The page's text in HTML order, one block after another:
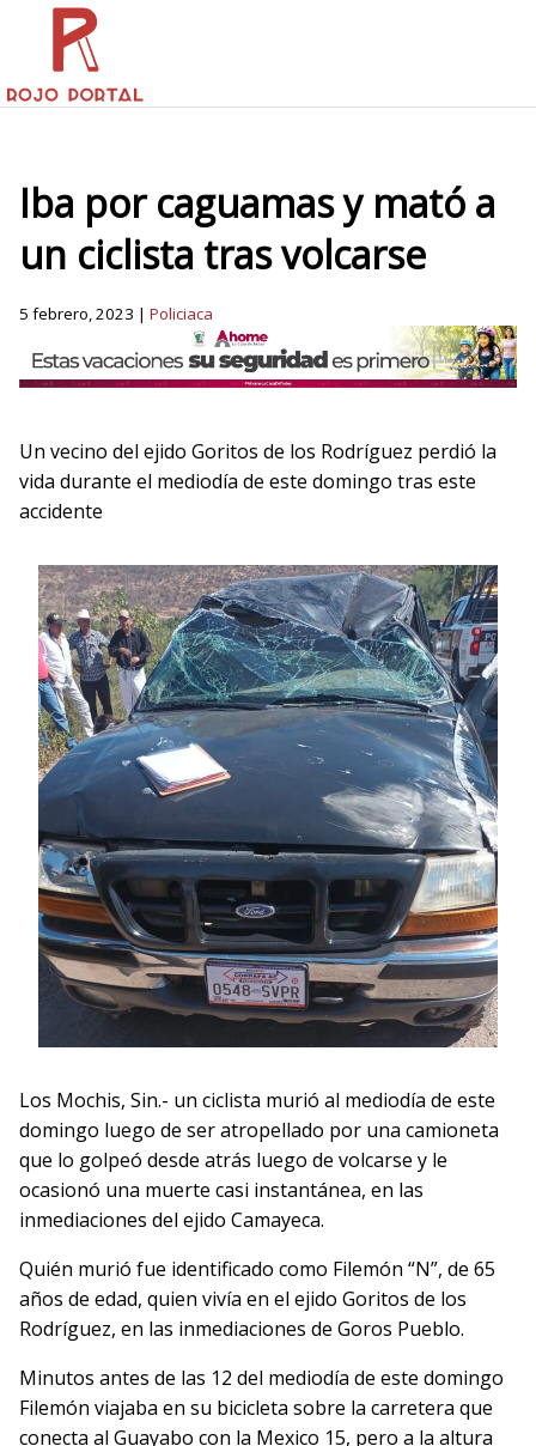
Iba por caguamas y mató a
un ciclista tras volcarse
5 febrero, 2023 | Policiaca
Un vecino del ejido Goritos de los Rodríguez perdió la
vida durante el mediodía de este domingo tras este
accidente
Los Mochis, Sin.- un ciclista murió al mediodía de este
domingo luego de ser atropellado por una camioneta
que lo golpeó desde atrás luego de volcarse y le
ocasionó una muerte casi instantánea, en las
inmediaciones del ejido Camayeca.
Quién murió fue identificado como Filemón “N”, de 65
años de edad, quien vivía en el ejido Goritos de los
Rodríguez, en las inmediaciones de Goros Pueblo.
Minutos antes de las 12 del mediodía de este domingo
Filemón viajaba en su bicicleta sobre la carretera que
conecta al Guayabo con la Mexico 15, pero a la altura